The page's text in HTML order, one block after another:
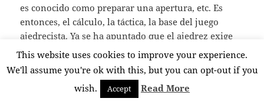
es conocido como preparar una apertura, etc. Es
entonces, el cálculo, la táctica, la base del juego
ajedrecista. Ya se ha apuntado que el ajedrez exige
atención. Concentración y reflexión…. ¿Para qué?
Precisamente para atender la necesidad del cálculo.
Imaginación, visualización y fantasía
This website uses cookies to improve your experience.
We'll assume you're ok with this, but you can opt-out if you
wish.
Accept Read More